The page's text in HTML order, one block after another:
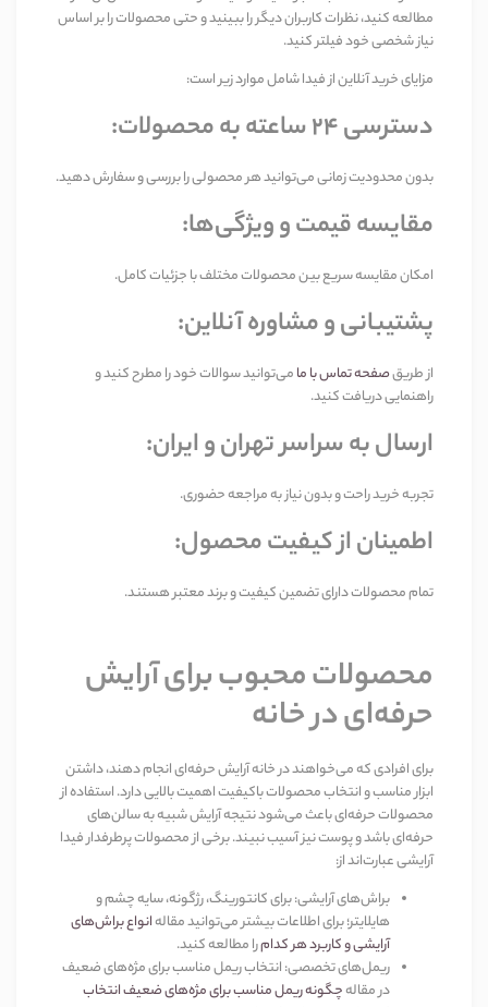
مطالعه کنید، نظرات کاربران دیگر را ببینید و حتی محصولات را بر اساس
نیاز شخصی خود فیلتر کنید.
مزایای خرید آنلاین از فیدا شامل موارد زیر است:
دسترسی۲۴ساعته به محصولات:
بدون محدودیت زمانی می‌توانید هر محصولی را بررسی و سفارش دهید.
مقایسه قیمت و ویژگی‌ها:
امکان مقایسه سریع بین محصولات مختلف با جزئیات کامل.
پشتیبانی و مشاوره آنلاین:
از طریقصفحه تماس با مامی‌توانید سوالات خود را مطرح کنید و
راهنمایی دریافت کنید.
ارسال به سراسر تهران و ایران:
تجربه خرید راحت و بدون نیاز به مراجعه حضوری.
اطمینان از کیفیت محصول:
تمام محصولات دارای تضمین کیفیت و برند معتبر هستند.
محصولات محبوب برای آرایش
حرفه‌ای در خانه
برای افرادی که می‌خواهند در خانه آرایش حرفه‌ای انجام دهند، داشتن
ابزار مناسب و انتخاب محصولات باکیفیت اهمیت بالایی دارد. استفاده از
محصولات حرفه‌ای باعث می‌شود نتیجه آرایش شبیه به سالن‌های
حرفه‌ای باشد و پوست نیز آسیب نبیند. برخی از محصولات پرطرفدار فیدا
آرایشی عبارت‌اند از:
براش‌های آرایشی:برای کانتورینگ، رژگونه، سایه چشم و
هایلایتر؛ برای اطلاعات بیشتر می‌توانید مقالهانواع براش‌های
آرایشی و کاربرد هر کدامرا مطالعه کنید.
ریمل‌های تخصصی:انتخاب ریمل مناسب برای مژه‌های ضعیف
در مقالهچگونه ریمل مناسب برای مژه‌های ضعیف انتخاب